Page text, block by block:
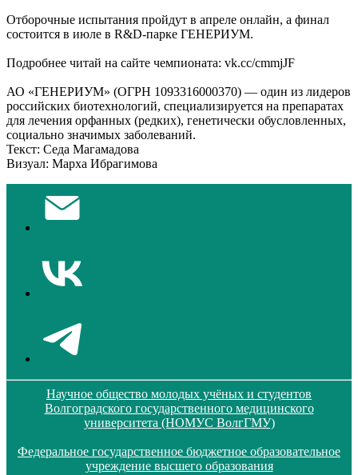
Отборочные испытания пройдут в апреле онлайн, а финал
состоится в июле в R&D-парке ГЕНЕРИУМ.
Подробнее читай на сайте чемпионата: vk.cc/cmmjJF
АО «ГЕНЕРИУМ» (ОГРН 1093316000370) — один из лидеров
российских биотехнологий, специализируется на препаратах
для лечения орфанных (редких), генетически обусловленных,
социально значимых заболеваний.
Текст: Седа Магамадова
Визуал: Марха Ибрагимова
Научное общество молодых учёных и студентов
Волгоградского государственного медицинского
университета (НОМУС ВолгГМУ)
Федеральное государственное бюджетное образовательное
учреждение высшего образования